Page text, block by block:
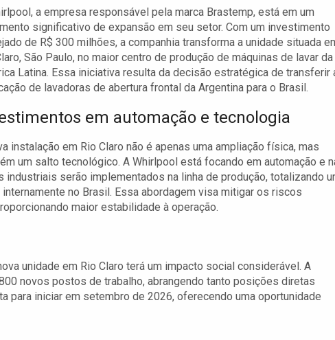
a empresa responsável pela marca Brastemp, está em um
significativo de expansão em seu setor. Com um investimento
de R$ 300 milhões, a companhia transforma a unidade situada
São Paulo, no maior centro de produção de máquinas de lavar da
Latina. Essa iniciativa resulta da decisão estratégica de transferir
de lavadoras de abertura frontal da Argentina para o Brasil.
em automação e tecnologia
instalação em Rio Claro não é apenas uma ampliação física, mas
um salto tecnológico. A Whirlpool está focando em automação e
serão implementados na linha de produção, totalizando
no Brasil. Essa abordagem visa mitigar os riscos
maior estabilidade à operação.
unidade em Rio Claro terá um impacto social considerável. A
novos postos de trabalho, abrangendo tanto posições diretas
para iniciar em setembro de 2026, oferecendo uma oportunidade